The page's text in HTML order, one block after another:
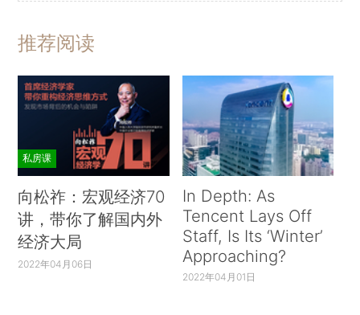
推荐阅读
私房课
向松祚：宏观经济70
讲，带你了解国内外
经济大局
2022年04月06日
In Depth: As
Tencent Lays Off
Staff, Is Its ‘Winter’
Approaching?
2022年04月01日